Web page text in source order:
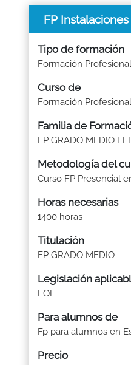
FP
Tipo de formación
Formación Profesional
Curso de
Formación
Familia de
FP GRADO MEDIO
Metodología del
Curso FP Presencial
Horas necesarias
1400 horas
Titulación
FP GRADO MEDIO
Legislación
LOE
Para alumnos de
Fp para alumnos en
Precio